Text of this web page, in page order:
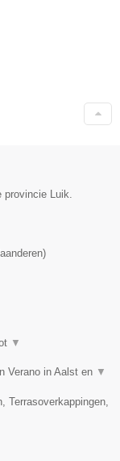
provincie Luik.
)
▼
Verano in Aalst en ▼
Terrasoverkappingen,